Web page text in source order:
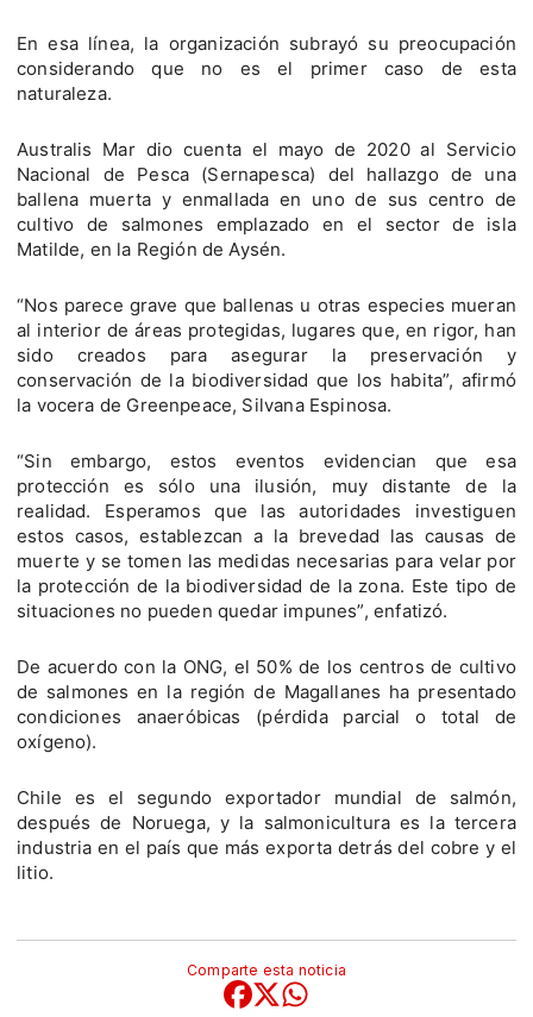
En esa línea, la organización subrayó su preocupación
considerando que no es el primer caso de esta
naturaleza.
Australis Mar dio cuenta el mayo de 2020 al Servicio
Nacional de Pesca (Sernapesca) del hallazgo de una
ballena muerta y enmallada en uno de sus centro de
cultivo de salmones emplazado en el sector de isla
Matilde, en la Región de Aysén.
“Nos parece grave que ballenas u otras especies mueran
al interior de áreas protegidas, lugares que, en rigor, han
sido creados para asegurar la preservación y
conservación de la biodiversidad que los habita”, afirmó
la vocera de Greenpeace, Silvana Espinosa.
“Sin embargo, estos eventos evidencian que esa
protección es sólo una ilusión, muy distante de la
realidad. Esperamos que las autoridades investiguen
estos casos, establezcan a la brevedad las causas de
muerte y se tomen las medidas necesarias para velar por
la protección de la biodiversidad de la zona. Este tipo de
situaciones no pueden quedar impunes”, enfatizó.
De acuerdo con la ONG, el 50% de los centros de cultivo
de salmones en la región de Magallanes ha presentado
condiciones anaeróbicas (pérdida parcial o total de
oxígeno).
Chile es el segundo exportador mundial de salmón,
después de Noruega, y la salmonicultura es la tercera
industria en el país que más exporta detrás del cobre y el
litio.
Comparte esta noticia